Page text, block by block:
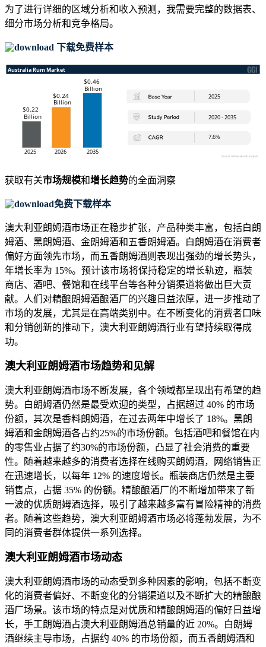
为了进行详细的区域分析和收入预测，我需要完整的数据表、
细分市场分析和竞争格局。
下载免费样本
获取有关市场规模和增长趋势的全面洞察
免费下载样本
澳大利亚朗姆酒市场正在稳步扩张，产品种类丰富，包括白朗
姆酒、黑朗姆酒、金朗姆酒和五香朗姆酒。白朗姆酒在消费者
偏好方面领先市场，而五香朗姆酒则表现出强劲的增长势头，
年增长率为 15%。预计该市场将保持稳定的增长轨迹，瓶装
商店、酒吧、餐馆和在线平台等各种分销渠道将做出巨大贡
献。人们对精酿朗姆酒酿酒厂的兴趣日益浓厚，进一步推动了
市场的发展，尤其是在高端类别中。在不断变化的消费者口味
和分销创新的推动下，澳大利亚朗姆酒行业有望持续取得成
功。
澳大利亚朗姆酒市场趋势和见解
澳大利亚朗姆酒市场不断发展，各个领域都呈现出有希望的趋
势。白朗姆酒仍然是最受欢迎的类型，占据超过 40% 的市场
份额，其次是香料朗姆酒，在过去两年中增长了 18%。黑朗
姆酒和金朗姆酒各占约25%的市场份额。包括酒吧和餐馆在内
的零售业占据了约30%的市场份额，凸显了社会消费的重要
性。随着越来越多的消费者选择在线购买朗姆酒，网络销售正
在迅速增长，以每年 12% 的速度增长。瓶装商店仍然是主要
销售点，占据 35% 的份额。精酿酿酒厂的不断增加带来了新
一波的优质朗姆酒选择，吸引了越来越多富有冒险精神的消费
者。随着这些趋势，澳大利亚朗姆酒市场必将蓬勃发展，为不
同的消费者群体提供一系列选择。
澳大利亚朗姆酒市场动态
澳大利亚朗姆酒市场的动态受到多种因素的影响，包括不断变
化的消费者偏好、不断变化的分销渠道以及不断扩大的精酿酿
酒厂场景。该市场的特点是对优质和精酿朗姆酒的偏好日益增
长，手工朗姆酒占澳大利亚朗姆酒总销量的近 20%。白朗姆
酒继续主导市场，占据约 40% 的市场份额，而五香朗姆酒和